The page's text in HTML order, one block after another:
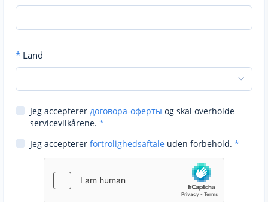
* Land
Jeg accepterer договора-оферты og skal overholde
servicevilkårene. *
Jeg accepterer fortrolighedsaftale uden forbehold. *